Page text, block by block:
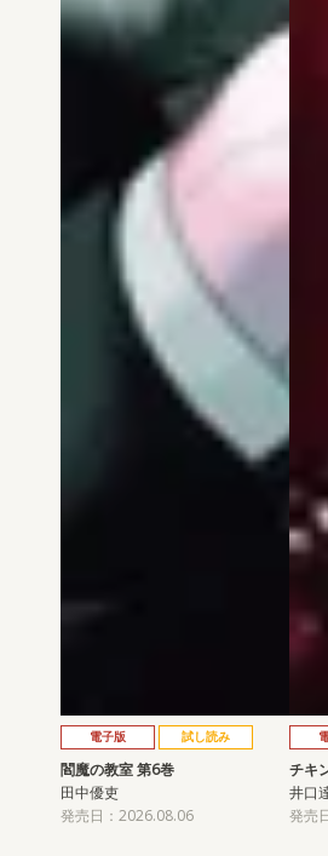
電子版 試し読み
閻魔の教室 第6巻
田中優吏
発売日：2026.08.06
チキ
井口
発売